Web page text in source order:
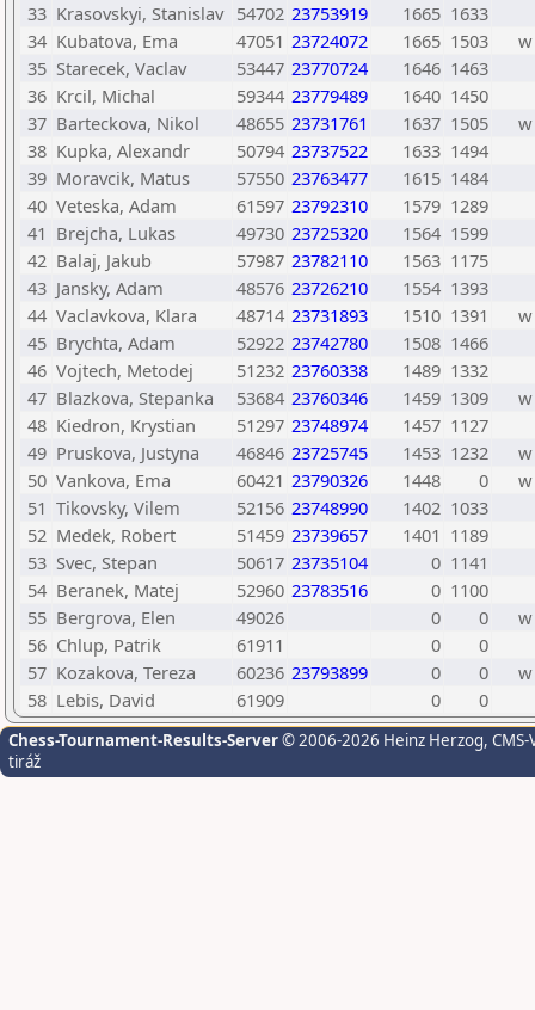
33 Krasovskyi, Stanislav 54702 23753919 1665 1633
34 Kubatova, Ema 47051 23724072 1665 1503
w
35 Starecek, Vaclav 53447 23770724 1646 1463
36 Krcil, Michal 59344 23779489 1640 1450
37 Barteckova, Nikol 48655 23731761 1637 1505
w
38 Kupka, Alexandr 50794 23737522 1633 1494
39 Moravcik, Matus 57550 23763477 1615 1484
40 Veteska, Adam 61597 23792310 1579 1289
41 Brejcha, Lukas 49730 23725320 1564 1599
42 Balaj, Jakub 57987 23782110 1563 1175
43 Jansky, Adam 48576 23726210 1554 1393
44 Vaclavkova, Klara 48714 23731893 1510 1391
w
45 Brychta, Adam 52922 23742780 1508 1466
46 Vojtech, Metodej 51232 23760338 1489 1332
47 Blazkova, Stepanka 53684 23760346 1459 1309
w
48 Kiedron, Krystian 51297 23748974 1457 1127
49 Pruskova, Justyna 46846 23725745 1453 1232
w
50 Vankova, Ema 60421 23790326 1448 0
w
51 Tikovsky, Vilem 52156 23748990 1402 1033
52 Medek, Robert 51459 23739657 1401 1189
53 Svec, Stepan 50617 23735104 0 1141
54 Beranek, Matej 52960 23783516 0 1100
55 Bergrova, Elen 49026 0 0
w
56 Chlup, Patrik 61911 0
0
57 Kozakova, Tereza 60236 23793899 0 0
w
58 Lebis, David 61909 0 0
Chess-Tournament-Results-Server© 2006-2026 Heinz Herzog,
tiráž